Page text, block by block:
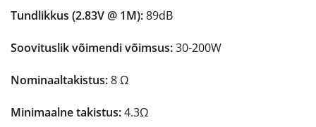
Tundlikkus (2.83V @ 1M):89dB
Soovituslik võimendi võimsus:30-200W
Nominaaltakistus:8 Ω
Minimaalne takistus:4.3Ω